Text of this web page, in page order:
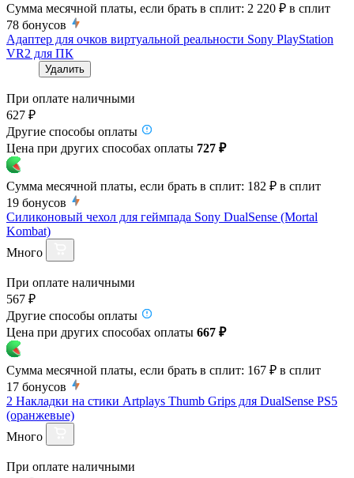
Сумма месячной платы, если брать в сплит: 2 220 ₽ в сплит
78 бонусов
Адаптер для очков виртуальной реальности Sony PlayStation
VR2 для ПК
Удалить
При оплате наличными
627 ₽
Другие способы оплаты
Цена при других способах оплаты 727 ₽
Сумма месячной платы, если брать в сплит: 182 ₽ в сплит
19 бонусов
Силиконовый чехол для геймпада Sony DualSense (Mortal
Kombat)
Много
При оплате наличными
567 ₽
Другие способы оплаты
Цена при других способах оплаты 667 ₽
Сумма месячной платы, если брать в сплит: 167 ₽ в сплит
17 бонусов
2 Накладки на стики Artplays Thumb Grips для DualSense PS5
(оранжевые)
Много
При оплате наличными